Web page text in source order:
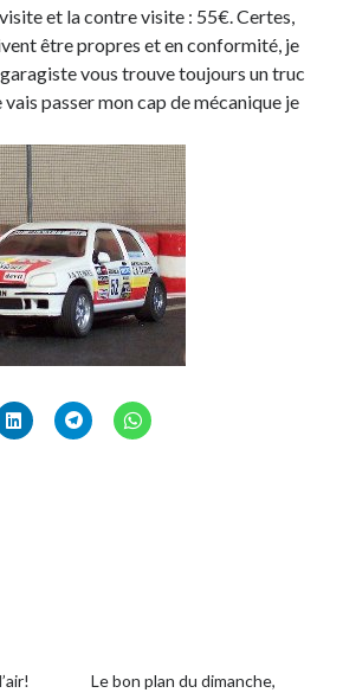
Ducher ?
pour le vélo à Caluire dans la Métropole de
sur un vélo
T’as vu quoi ? #52
avant… à Lyon
j’ai opéré ma vélorution toute personnelle
j’ai opéré ma vélorution toute personnelle
Comment j’ai opéré ma vélorution toute
et la contre visite : 55€. Certes,
être propres et en conformité, je
garagiste vous trouve toujours un truc
passer mon cap de mécanique je
Le bon plan du dimanche,